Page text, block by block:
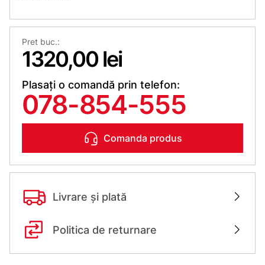
Pret buc.:
1320,00 lei
Plasați o comandă prin telefon:
078-854-555
Comanda produs
Livrare și plată
Politica de returnare